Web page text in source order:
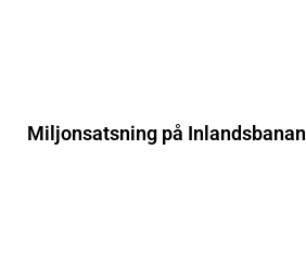
Miljonsatsning på Inlandsbanan